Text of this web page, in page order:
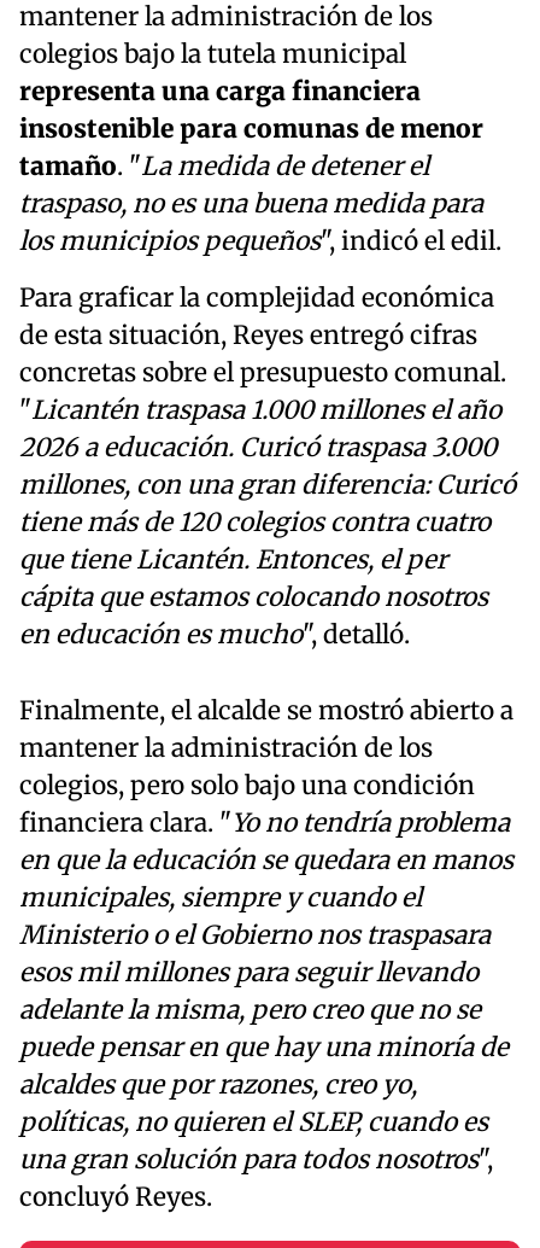
mantener la administración de los
colegios bajo la tutela municipal
representa una carga financiera
insostenible para comunas de menor
tamaño. "La medida de detener el
traspaso, no es una buena medida para
los municipios pequeños", indicó el edil.
Para graficar la complejidad económica
de esta situación, Reyes entregó cifras
concretas sobre el presupuesto comunal.
"Licantén traspasa 1.000 millones el año
2026 a educación. Curicó traspasa 3.000
millones, con una gran diferencia: Curicó
tiene más de 120 colegios contra cuatro
que tiene Licantén. Entonces, el per
cápita que estamos colocando nosotros
en educación es mucho", detalló.
Finalmente, el alcalde se mostró abierto a
mantener la administración de los
colegios, pero solo bajo una condición
financiera clara. "Yo no tendría problema
en que la educación se quedara en manos
municipales, siempre y cuando el
Ministerio o el Gobierno nos traspasara
esos mil millones para seguir llevando
adelante la misma, pero creo que no se
puede pensar en que hay una minoría de
alcaldes que por razones, creo yo,
políticas, no quieren el SLEP, cuando es
una gran solución para todos nosotros",
concluyó Reyes.